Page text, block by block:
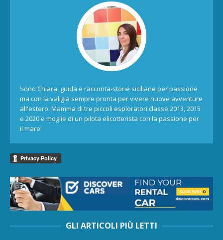
Sono Chiara, guida e racconta-storie siciliane per passione
ma con la valigia sempre pronta per vivere nuove avventure
all'estero. Mamma di tre piccoli esploratori classe 2013, 2015
e 2020 e moglie di un pilota elicotterista con la passione per
il mare!
GLI ARTICOLI PIÙ LETTI